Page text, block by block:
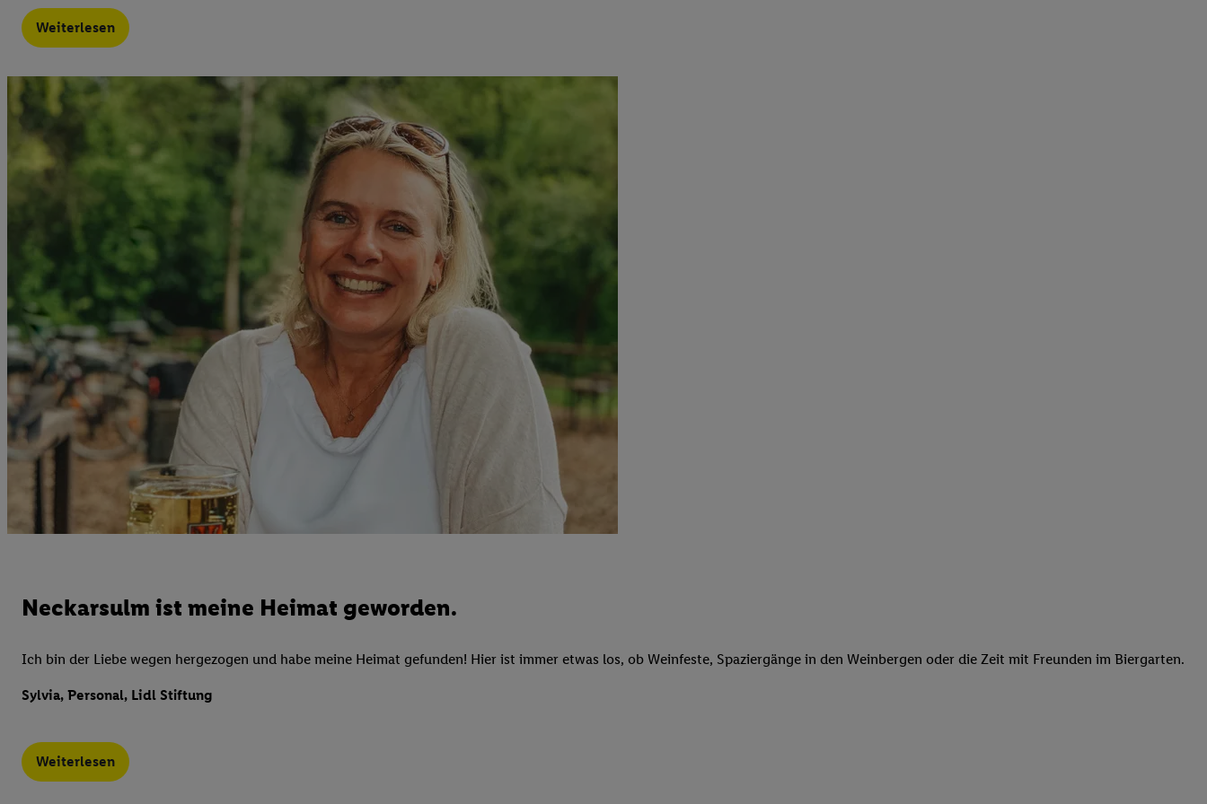
Weiterlesen
Neckarsulm ist meine Heimat geworden.
Ich bin der Liebe wegen hergezogen und habe meine Heimat gefunden! Hier ist immer etwas los, ob Weinfeste, Spaziergänge in den Weinbergen oder die Zeit mit Freunden im Biergarten.
Sylvia, Personal, Lidl Stiftung
Weiterlesen
Technologie in den Lidl-Diensten einzusetzen. Utiq prüft zunächst anhand Ihrer IP-Adresse, ob die Technologie für
Sie verfügbar ist. Wenn das der Fall ist, gibt Utiq Ihre IP-Adresse an Ihren Netzbetreiber weiter, der anhand der IP-
Adresse und einer Kundenkonto-Referenz, wie z.B. Ihrer Mobilfunknummer, eine Kennung für Utiq erstellt. Wir
werden diese Kennung verwenden, um Sie wiederzuerkennen und Erkenntnisse über Ihr Nutzungsverhalten in den
Lidl-Diensten zu erfassen. Insbesondere können Sie mittels dieser Technologie auch auf Diensten wiedererkannt
werden, die von Dritten betrieben werden, damit wir Ihnen dort personalisierte Werbung ausspielen können. Sie
können Ihre Einwilligung speziell zur Nutzung der Utiq-Technologie - zusätzlich zur weiter unten erläuterten
Möglichkeit, Ihre Einwilligung generell zu widerrufen - jederzeit auch über
(„consenthub“)oder über „Anpassen“/„Nutzung der Telekommunikations-basierten Utiq-Technologie für digitales
Marketing“ am unteren Ende dieser Einwilligung (nur für die Lidl-Dienste) widerrufen. Weitere Informationen
finden Sie in denDatenschutzbestimmungen von Utiq
Durch einen Klick auf „Ablehnen“ können Sie nur den Einsatz notwendiger Techniken zulassen. Durch einen
Klick auf „Zustimmen“ stimmen Sie allen Verarbeitungen zu sämtlichen vorgenannten Zwecken unter Einbindung
sämtlicher genannten Partner zu. Weitere Informationen, auch zur Speicherdauer der Daten und zu Ihrem Recht,
Ihre Einwilligung jederzeit mit Wirkung für die Zukunft zu widerrufen, finden Sie in unseren
Datenschutzbestimmungen
Die Impressen finden Sie hier.
Verwendungszwecke oder Partner zulassen; das gilt auch für die nachfolgend schlagwortartig benannten Zwecke
und Funktionen im Rahmen des Einsatzes des IAB TCF für Werbung und Erfolgsmessung:
Gewährleistung der Sicherheit, Verhinderung und Aufdeckung von Betrug und Fehlerbehebung, Bereitstellung und
Anzeige von Werbung und Inhalten, Abgleichung und Kombination von Daten aus unterschiedlichen Quellen,
Verknüpfung verschiedener Endgeräte, Identifikation von Geräten anhand automatisch übermittelter Informationen,
Messung des Erfolgs von Werbekampagnen durch TTD und Nutzung der Telekommunikations-basierten Utiq-
oder Zugriff auf Informationen auf einem Endgerät. Entwicklung und Verbesserung der Angebote. Analyse
zur Auswahl personalisierter Werbung.